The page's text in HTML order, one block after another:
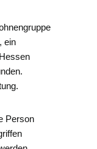
ein
Person